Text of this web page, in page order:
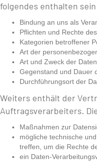
folgendes enthalten
Bindung an uns als
Pflichten und Rechte
Kategorien betroffener
Art der
Art und Zweck der
Gegenstand und Dauer
Durchführungsort der
Weiters enthält der
Auftragsverarbeiters.
Maßnahmen zur
mögliche technische
treffen, um die Rechte
ein Daten-